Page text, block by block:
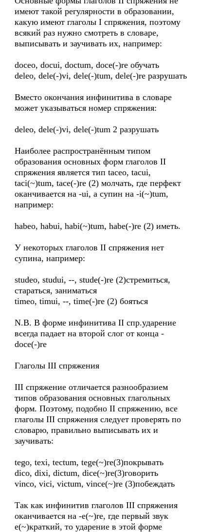
имеют такой регулярности в образовании,
какую имеют глаголы I спряжения, поэтому
всякий раз нужно смотреть в словаре,
выписывать и заучивать их, например:
doceo, docui, doctum, doce(-)re обучать
deleo, dele(-)vi, dele(-)tum, dele(-)re разрушать
Вместо окончания инфинитива в словаре
может указываться номер спряжения:
deleo, dele(-)vi, dele(-)tum 2 разрушать
Наиболее распространённым типом
образования основных форм глаголов II
спряжения является тип taceo, tacui,
taci(~)tum, tace(-)re (2) молчать, где перфект
оканчивается на -ui, а супин на -i(~)tum,
например:
habeo, habui, habi(~)tum, habe(-)re (2) иметь.
У некоторых глаголов II спряжения нет
супина, например:
studeo, studui, --, stude(-)re (2)стремиться,
стараться, заниматься
timeo, timui, --, time(-)re (2) бояться
N.B. В форме инфинитива II спр.ударение
всегда падает на второй слог от конца -
doce(-)re
Глаголы III спряжения
III спряжение отличается разнообразием
типов образования основных глагольных
форм. Поэтому, подобно II спряжению, все
глаголы III спряжения следует проверять по
словарю, правильно выписывать их и
заучивать:
tego, texi, tectum, tege(~)re(3)покрывать
dico, dixi, dictum, dice(~)re(3)говорить
vinco, vici, victum, vince(~)re (3)побеждать
Так как инфинитив глаголов III спряжения
оканчивается на -e(~)re, где первый звук
e(~)краткий, то ударение в этой форме